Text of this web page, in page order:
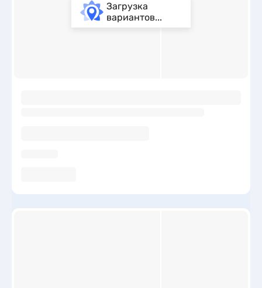
Загрузка
вариантов...